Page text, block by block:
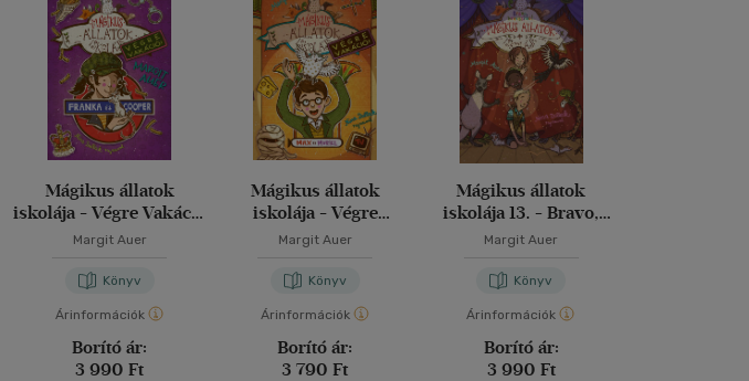
Mágikus állatok
iskolája - Végre Vakáció
8.
Margit Auer
Könyv
Árinformációk
Borító ár:
3 990 Ft
Mágikus állatok
iskolája - Végre
vakáció! - Max és
Margit Auer
Könyv
Árinformációk
Borító ár:
3 790 Ft
Mágikus állatok
iskolája 13. - Bravo,
bravissimo!
Margit Auer
Könyv
Árinformációk
Borító ár:
3 990 Ft